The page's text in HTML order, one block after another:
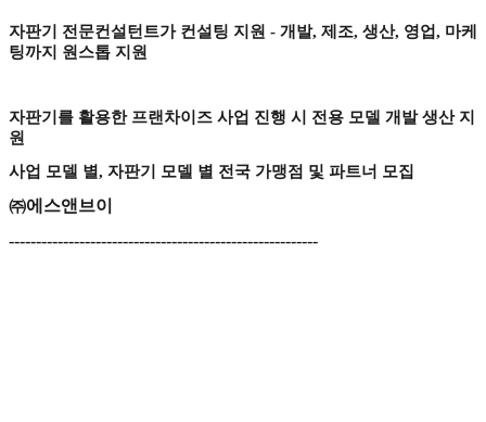
자판기 전문컨설턴트가 컨설팅 지원 - 개발, 제조, 생산, 영업, 마케
팅까지 원스톱 지원
자판기를 활용한 프랜차이즈 사업 진행 시 전용 모델 개발 생산 지
원
사업 모델 별, 자판기 모델 별 전국 가맹점 및 파트너 모집
㈜에스앤브이
---------------------------------------------------------